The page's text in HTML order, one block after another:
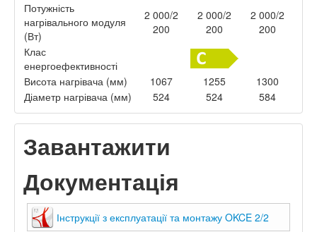
Потужність
нагрівального модуля
(Вт)
2 000/2
200
2 000/2
200
2 000/2
200
Клас
енергоефективності
Висота нагрівача (мм)
1067 1255
1300
Діаметр нагрівача (мм)
524 524 584
Завантажити
Документація
Інструкції з експлуатації та монтажу OKCE 2/2